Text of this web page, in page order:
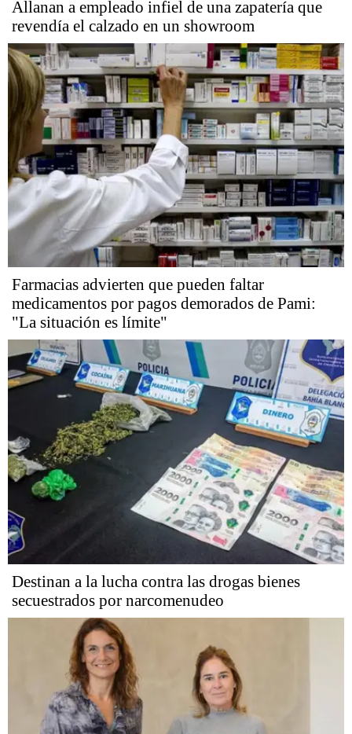
Allanan a empleado infiel de una zapatería que
revendía el calzado en un showroom
Farmacias advierten que pueden faltar
medicamentos por pagos demorados de Pami:
"La situación es límite"
Destinan a la lucha contra las drogas bienes
secuestrados por narcomenudeo